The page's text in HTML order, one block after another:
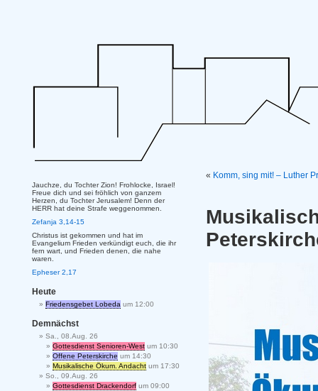
« Komm, sing mit! – Luther
Jauchze, du Tochter Zion! Frohlocke, Israel!
Freue dich und sei fröhlich von ganzem
Herzen, du Tochter Jerusalem! Denn der
HERR hat deine Strafe weggenommen.
Zefanja 3,14-15
Christus ist gekommen und hat im
Evangelium Frieden verkündigt euch, die ihr
fern wart, und Frieden denen, die nahe
waren.
Epheser 2,17
Heute
Friedensgebet Lobeda um 12:00
Demnächst
Sa., 08.Aug. 26
Gottesdienst Senioren-West um 10:30
Offene Peterskirche um 14:30
Musikalische Ökum. Andacht um 17:30
So., 09.Aug. 26
Gottesdienst Drackendorf um 09:00